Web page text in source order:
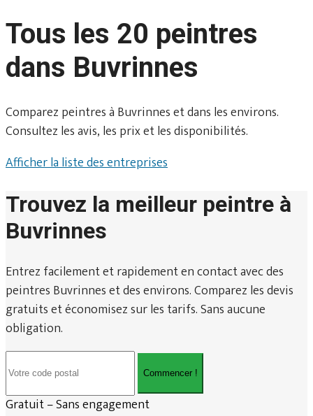
Tous les 20 peintres
dans Buvrinnes
Comparez peintres à Buvrinnes et dans les environs.
Consultez les avis, les prix et les disponibilités.
Afficher la liste des entreprises
Trouvez la meilleur peintre à
Buvrinnes
Entrez facilement et rapidement en contact avec des
peintres Buvrinnes et des environs. Comparez les devis
gratuits et économisez sur les tarifs. Sans aucune
obligation.
Commencer !
Gratuit – Sans engagement